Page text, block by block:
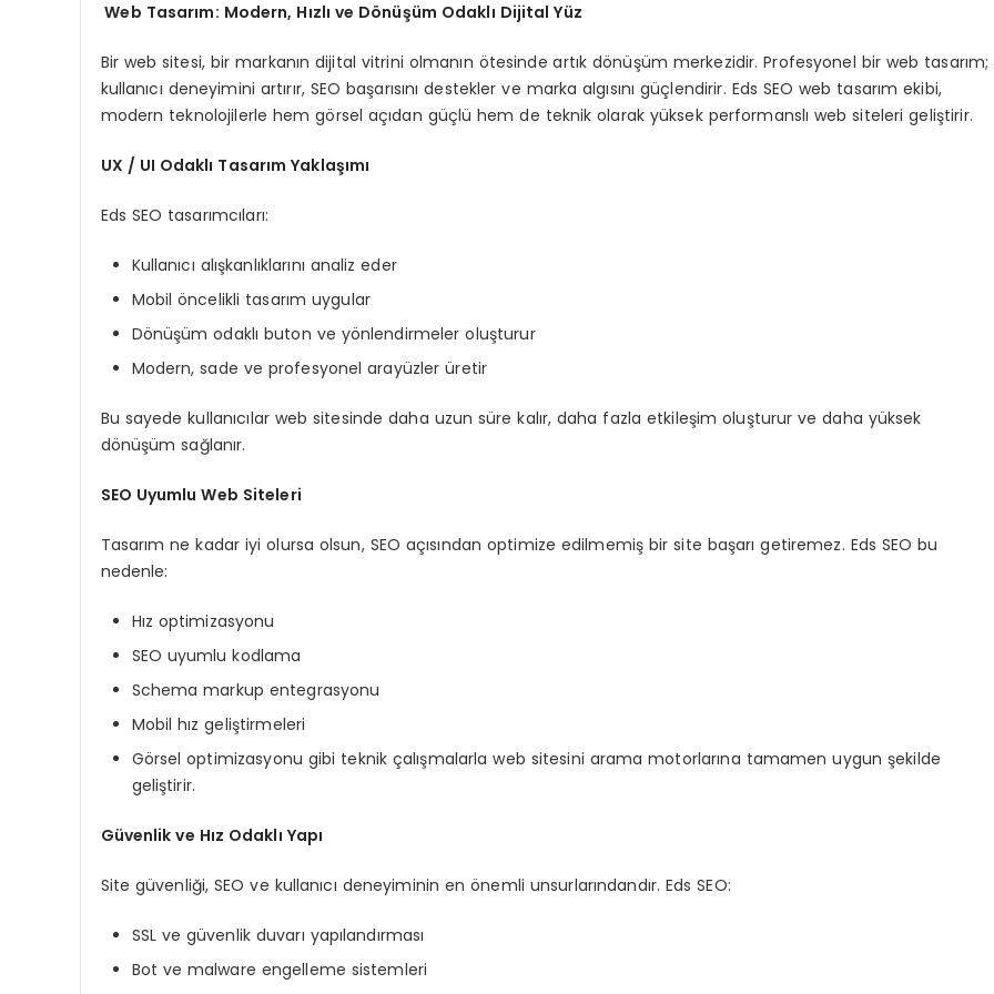
Web Tasarım: Modern, Hızlı ve Dönüşüm Odaklı Dijital Yüz
Bir web sitesi, bir markanın dijital vitrini olmanın ötesinde artık dönüşüm merkezidir. Profesyonel bir web tasarım;
kullanıcı deneyimini artırır, SEO başarısını destekler ve marka algısını güçlendirir. Eds SEO web tasarım ekibi,
modern teknolojilerle hem görsel açıdan güçlü hem de teknik olarak yüksek performanslı web siteleri geliştirir.
UX / UI Odaklı Tasarım Yaklaşımı
Eds SEO tasarımcıları:
Kullanıcı alışkanlıklarını analiz eder
Mobil öncelikli tasarım uygular
Dönüşüm odaklı buton ve yönlendirmeler oluşturur
Modern, sade ve profesyonel arayüzler üretir
Bu sayede kullanıcılar web sitesinde daha uzun süre kalır, daha fazla etkileşim oluşturur ve daha yüksek
dönüşüm sağlanır.
SEO Uyumlu Web Siteleri
Tasarım ne kadar iyi olursa olsun, SEO açısından optimize edilmemiş bir site başarı getiremez. Eds SEO bu
nedenle:
Hız optimizasyonu
SEO uyumlu kodlama
Schema markup entegrasyonu
Mobil hız geliştirmeleri
Görsel optimizasyonu gibi teknik çalışmalarla web sitesini arama motorlarına tamamen uygun şekilde
geliştirir.
Güvenlik ve Hız Odaklı Yapı
Site güvenliği, SEO ve kullanıcı deneyiminin en önemli unsurlarındandır. Eds SEO:
SSL ve güvenlik duvarı yapılandırması
Bot ve malware engelleme sistemleri